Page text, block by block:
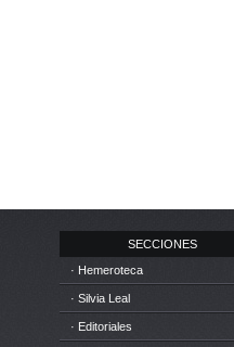
SECCIONES
· Hemeroteca
· Silvia Leal
· Editoriales